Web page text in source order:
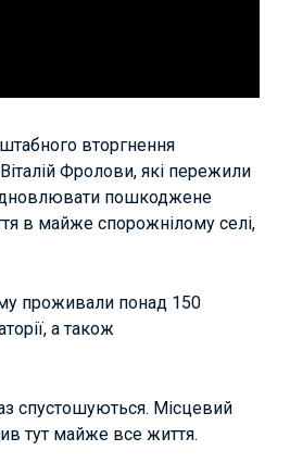
вторгнення
Фролови, які пережили
пошкоджене
в майже спорожнілому селі,
проживали понад 150
а також
спустошуються. Місцевий
тут майже все життя.